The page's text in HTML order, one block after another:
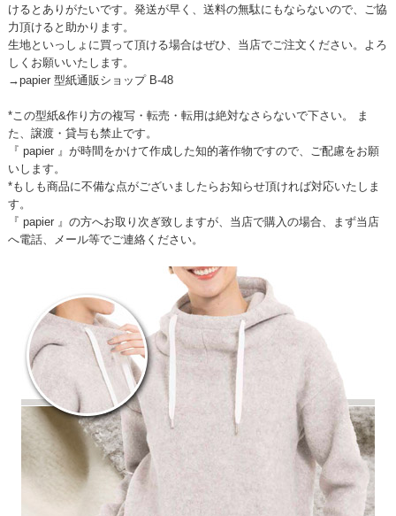
けるとありがたいです。発送が早く、送料の無駄にもならないので、ご協
力頂けると助かります。
生地といっしょに買って頂ける場合はぜひ、当店でご注文ください。よろ
しくお願いいたします。
→papier 型紙通販ショップ B-48
*この型紙&作り方の複写・転売・転用は絶対なさらないで下さい。 ま
た、譲渡・貸与も禁止です。
『 papier 』が時間をかけて作成した知的著作物ですので、ご配慮をお願
いします。
*もしも商品に不備な点がございましたらお知らせ頂ければ対応いたしま
す。
『 papier 』の方へお取り次ぎ致しますが、当店で購入の場合、まず当店
へ電話、メール等でご連絡ください。